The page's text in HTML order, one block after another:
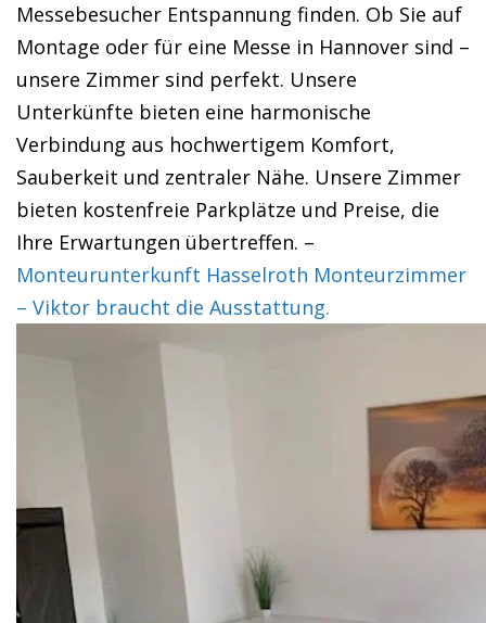
Messebesucher Entspannung finden. Ob Sie auf
Montage oder für eine Messe in Hannover sind –
unsere Zimmer sind perfekt. Unsere
Unterkünfte bieten eine harmonische
Verbindung aus hochwertigem Komfort,
Sauberkeit und zentraler Nähe. Unsere Zimmer
bieten kostenfreie Parkplätze und Preise, die
Ihre Erwartungen übertreffen. –
Monteurunterkunft Hasselroth Monteurzimmer
– Viktor braucht die Ausstattung.